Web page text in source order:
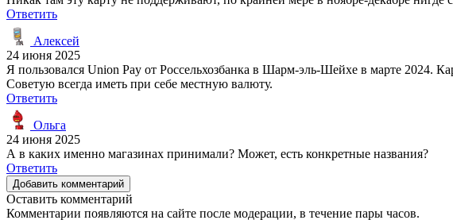
Ответить
Алексей
24 июня 2025
Я пользовался Union Pay от Россельхозбанка в Шарм-эль-Шейхе в марте 2024.
Советую всегда иметь при себе местную валюту.
Ответить
Ольга
24 июня 2025
А в каких именно магазинах принимали? Может, есть конкретные названия?
Ответить
Добавить комментарий
Оставить комментарий
Комментарии появляются на сайте после модерации, в течение пары часов.